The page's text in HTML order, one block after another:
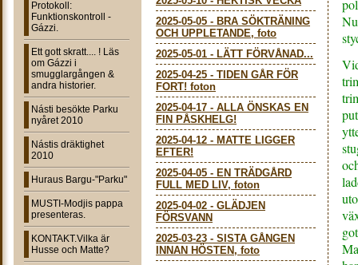
Protokoll:
Funktionskontroll -
Gázzi.
Ett gott skratt.... ! Läs
om Gázzi i
smugglargången &
andra historier.
Násti besökte Parku
nyåret 2010
Nástis dräktighet
2010
Huraus Bargu-"Parku"
MUSTI-Modjis pappa
presenteras.
KONTAKT.Vilka är
Husse och Matte?
2025-05-05 - BRA SÖKTRÄNING
OCH UPPLETANDE, foto
2025-05-01 - LÄTT FÖRVÅNAD...
2025-04-25 - TIDEN GÅR FÖR
FORT! foton
2025-04-17 - ALLA ÖNSKAS EN
FIN PÅSKHELG!
2025-04-12 - MATTE LIGGER
EFTER!
2025-04-05 - EN TRÄDGÅRD
FULL MED LIV, foton
2025-04-02 - GLÄDJEN
FÖRSVANN
2025-03-23 - SISTA GÅNGEN
INNAN HÖSTEN, foto